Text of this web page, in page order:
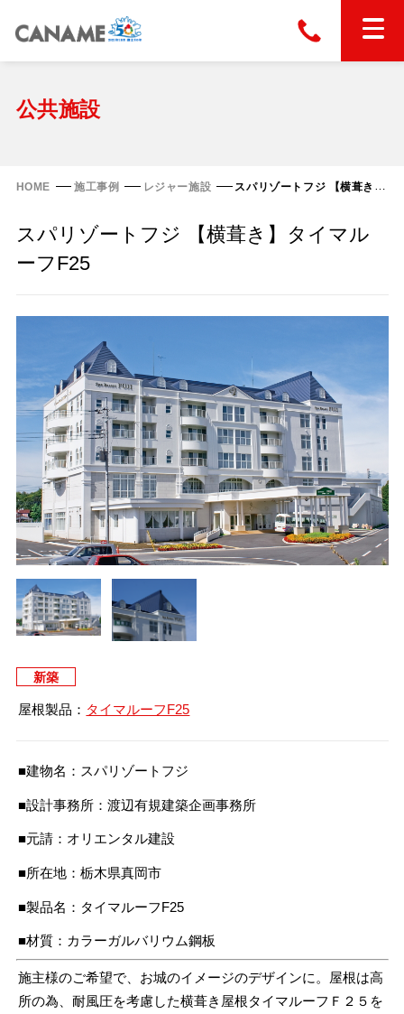
ホーム
スタンディングロック
FHR-2000
フラットライン
エコウェーブ
横葺き屋根
タイマルーフ M型
タイマルーフ F25
タイマルーフ T型
カナメ一文字葺き
金属瓦
カナメルーフ
洋瓦王(ヨウガオウ)
通気断熱工法
Vi65
Vi65 PLUS
Vi75・Vi125
Viカバー50
換気棟システム
換気棟システム
デザイン軒樋
カナメシャープ樋
屋根の改修
技術情報
ダウンロード
お問い合わせ
公共施設
HOME 施工事例 レジャー施設 スパリゾートフジ 【横葺き】タイマルーフF25
スパリゾートフジ 【横葺き】タイマル
ーフF25
新築
屋根製品： タイマルーフF25
■建物名：スパリゾートフジ
■設計事務所：渡辺有規建築企画事務所
■元請：オリエンタル建設
■所在地：栃木県真岡市
■製品名：タイマルーフF25
■材質：カラーガルバリウム鋼板
施主様のご希望で、お城のイメージのデザインに。屋根は高
所の為、耐風圧を考慮した横葺き屋根タイマルーフＦ２５を